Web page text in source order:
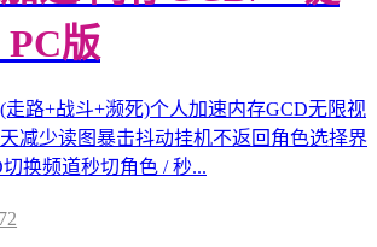
PC版
路+战斗+濒死)个人加速内存GCD无限视
减少读图暴击抖动挂机不返回角色选择界
换频道秒切角色 / 秒...